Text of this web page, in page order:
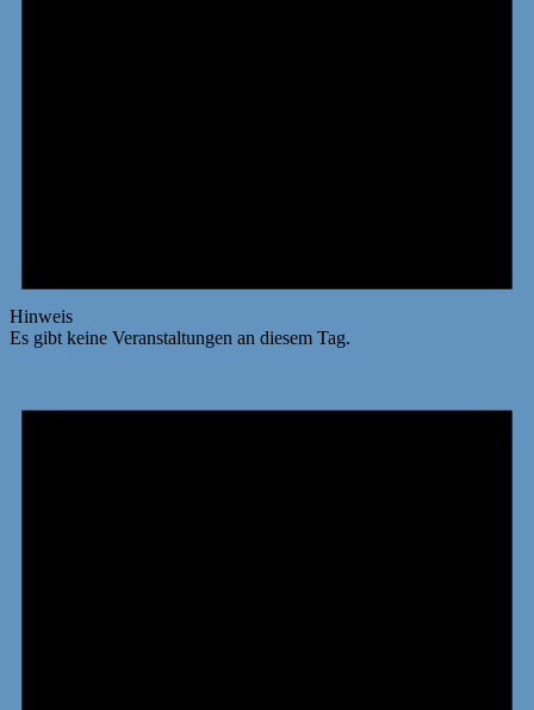
Hinweis
Es gibt keine Veranstaltungen an diesem Tag.